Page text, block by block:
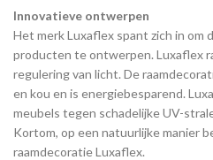
Innovatieve ontwerpen
Het merk Luxaflex spant zich in om
producten te ontwerpen. Luxaflex
regulering van licht. De
en kou en is energiebesparend.
meubels tegen schadelijke UV-
Kortom, op een natuurlijke manier
raamdecoratie Luxaflex.